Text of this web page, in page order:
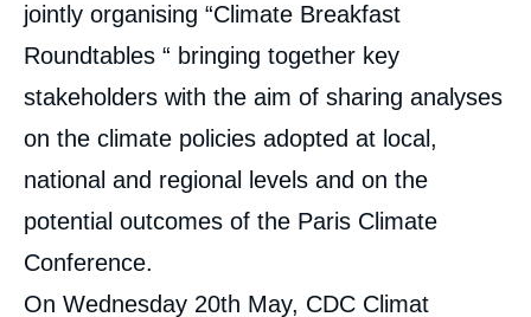
jointly organising “Climate Breakfast
Roundtables “ bringing together key
stakeholders with the aim of sharing analyses
on the climate policies adopted at local,
national and regional levels and on the
potential outcomes of the Paris Climate
Conference.
On Wednesday 20th May, CDC Climat